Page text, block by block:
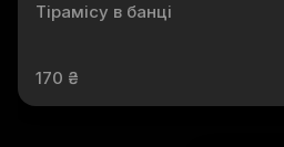
Тірамісу в банці
170 ₴